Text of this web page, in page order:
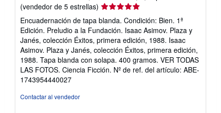
(vendedor de 5 estrellas) Calificación
del
vendedor:
5
de
5
estrellas
Encuadernación de tapa blanda. Condición: Bien. 1ª
Edición. Preludio a la Fundación. Isaac Asimov. Plaza y
Janés, colección Éxitos, primera edición, 1988. Isaac
Asimov. Plaza y Janés, colección Éxitos, primera edición,
1988. Tapa blanda con solapa. 400 gramos. VER TODAS
LAS FOTOS. Ciencia Ficción. Nº de ref. del artículo: ABE-
1743954440027
Contactar al vendedor